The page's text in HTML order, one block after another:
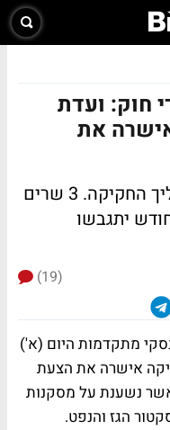
חוק: ועדת
את
השר שטייניץ דרש לזרז את הליך החקיקה. 3 שרים
יתגבשו
(19)
מתקדמות היום (א')
אישרה את הצעת
נשענת על מסקנות
הגז והנפט.